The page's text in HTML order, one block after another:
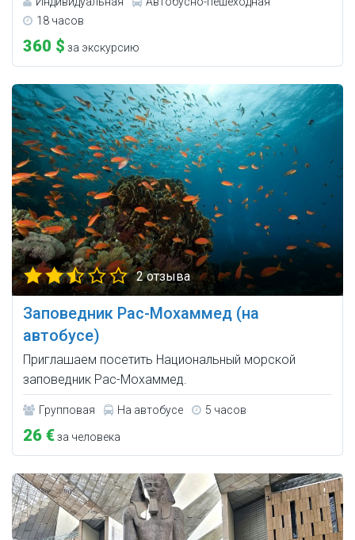
18 часов
360 $ за экскурсию
2 отзыва
Заповедник Рас-Мохаммед (на
автобусе)
Приглашаем посетить Национальный морской
заповедник Рас-Мохаммед.
Групповая На автобусе 5 часов
26 €за человека